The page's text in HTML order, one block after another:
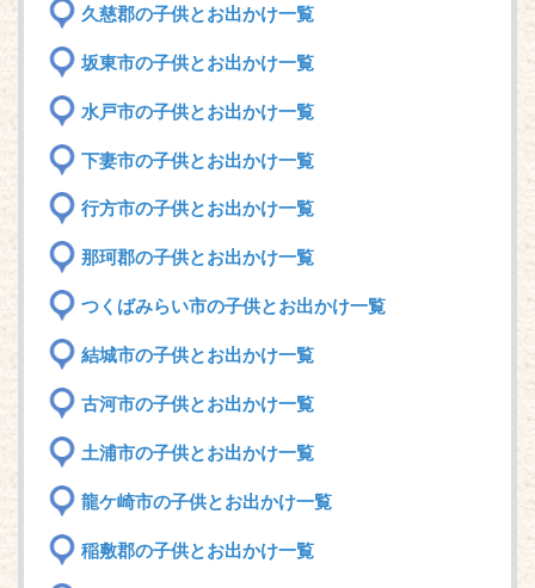
久慈郡の子供とお出かけ一覧
坂東市の子供とお出かけ一覧
水戸市の子供とお出かけ一覧
下妻市の子供とお出かけ一覧
行方市の子供とお出かけ一覧
那珂郡の子供とお出かけ一覧
つくばみらい市の子供とお出かけ一覧
結城市の子供とお出かけ一覧
古河市の子供とお出かけ一覧
土浦市の子供とお出かけ一覧
龍ケ崎市の子供とお出かけ一覧
稲敷郡の子供とお出かけ一覧